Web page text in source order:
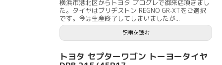
横浜市港北区からトヨタ プログレで御来店頂きまし
た。タイヤはブリヂストン REGNO GR-XTをご選択
です。今は生産終了してしまいましたが...
記事を読む
トヨタ セプターワゴン トーヨータイヤ